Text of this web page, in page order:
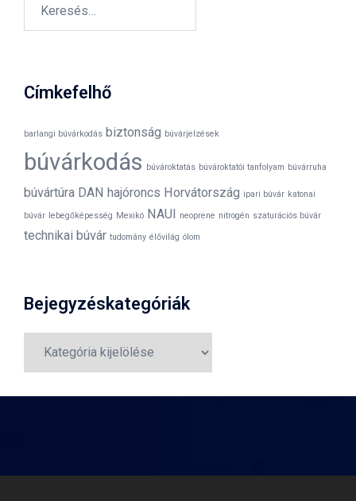
Címkefelhő
barlangi búvárkodás biztonság búvárjelzések
búvárkodás búvároktatás búvároktatói tanfolyam búvárruha
búvártúra DAN hajóroncs Horvátország ipari búvár katonai
búvár lebegőképesség Mexikó NAUI neoprene nitrogén szaturációs búvár
technikai búvár tudomány élővilág ólom
Bejegyzéskategóriák